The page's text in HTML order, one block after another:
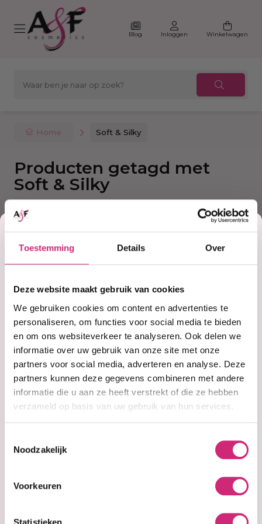
Toestemming Details Over
Deze website maakt gebruik van cookies
We gebruiken cookies om content en advertenties te
personaliseren, om functies voor social media te bieden
en om ons websiteverkeer te analyseren. Ook delen we
informatie over uw gebruik van onze site met onze
partners voor social media, adverteren en analyse. Deze
partners kunnen deze gegevens combineren met andere
informatie die u aan ze heeft verstrekt of die ze hebben
verzameld op basis van uw gebruik van hun services.
Noodzakelijk
Voorkeuren
Blog Inloggen Winkelwagen
Home Soft & Silky
Producten getagd met
Soft & Silky
Sorteer
Op voorraad
Sensationnel Soft
Korting
op je
eerste
bestelling